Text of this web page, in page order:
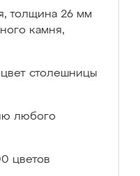
толщина 26 мм
камня,
столешницы
любого
цветов